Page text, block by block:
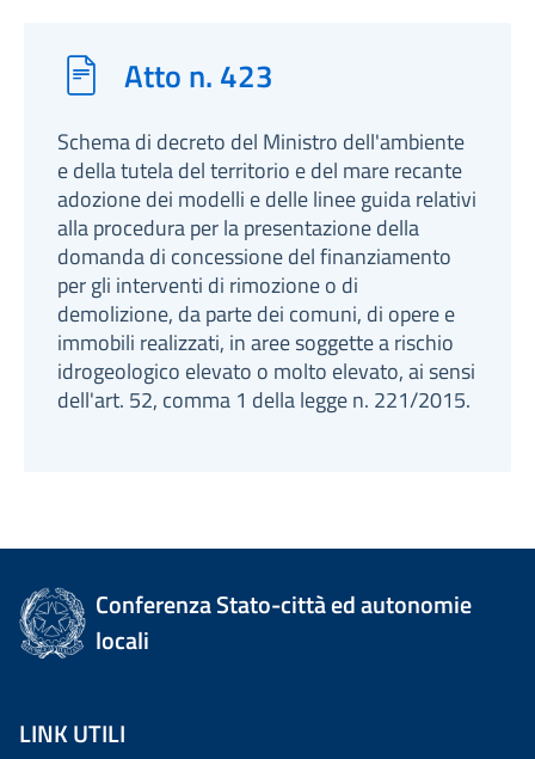
Atto n. 423
Schema di decreto del Ministro dell'ambiente
e della tutela del territorio e del mare recante
adozione dei modelli e delle linee guida relativi
alla procedura per la presentazione della
domanda di concessione del finanziamento
per gli interventi di rimozione o di
demolizione, da parte dei comuni, di opere e
immobili realizzati, in aree soggette a rischio
idrogeologico elevato o molto elevato, ai sensi
dell'art. 52, comma 1 della legge n. 221/2015.
Conferenza Stato-città ed autonomie
locali
LINK UTILI